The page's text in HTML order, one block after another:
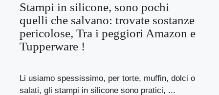
Stampi in silicone, sono pochi
quelli che salvano: trovate sostanze
pericolose, Tra i peggiori Amazon e
Tupperware !
Li usiamo spessissimo, per torte, muffin, dolci o
salati, gli stampi in silicone sono pratici, ...